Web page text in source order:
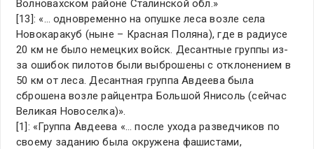
Волновахском районе Сталинской обл.»
[13]: «… одновременно на опушке леса возле села
Новокаракуб (ныне – Красная Поляна), где в радиусе
20 км не было немецких войск. Десантные группы из-
за ошибок пилотов были выброшены с отклонением в
50 км от леса. Десантная группа Авдеева была
сброшена возле райцентра Большой Янисоль (сейчас
Великая Новоселка)».
[1]: «Группа Авдеева «… после ухода разведчиков по
своему заданию была окружена фашистами,